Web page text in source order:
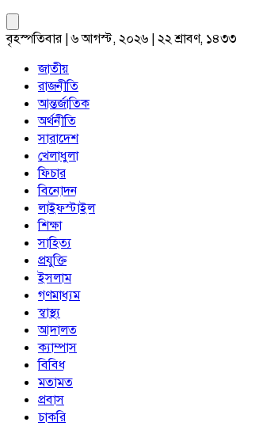
বৃহস্পতিবার | ৬ আগস্ট, ২০২৬ | ২২ শ্রাবণ, ১৪৩৩
জাতীয়
রাজনীতি
আন্তর্জাতিক
অর্থনীতি
সারাদেশ
খেলাধুলা
ফিচার
বিনোদন
লাইফস্টাইল
শিক্ষা
সাহিত্য
প্রযুক্তি
ইসলাম
গণমাধ্যম
স্বাস্থ্য
আদালত
ক্যাম্পাস
বিবিধ
মতামত
প্রবাস
চাকরি